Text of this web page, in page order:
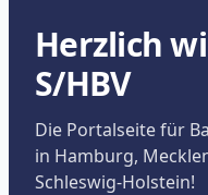
Herzlich
S/HBV
Die Portalseite für
in Hamburg,
Schleswig-Holstein!